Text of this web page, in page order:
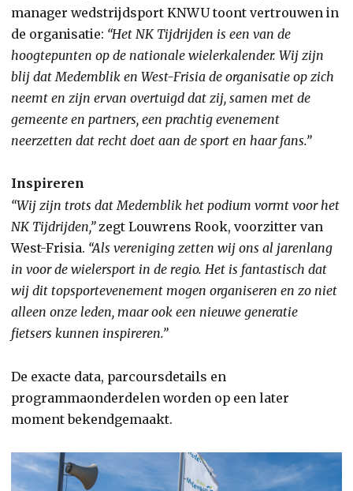
manager wedstrijdsport KNWU toont vertrouwen in
de organisatie: “Het NK Tijdrijden is een van de
hoogtepunten op de nationale wielerkalender. Wij zijn
blij dat Medemblik en West-Frisia de organisatie op zich
neemt en zijn ervan overtuigd dat zij, samen met de
gemeente en partners, een prachtig evenement
neerzetten dat recht doet aan de sport en haar fans.”
Inspireren
“Wij zijn trots dat Medemblik het podium vormt voor het
NK Tijdrijden,”zegt Louwrens Rook, voorzitter van
West-Frisia. “Als vereniging zetten wij ons al jarenlang
in voor de wielersport in de regio. Het is fantastisch dat
wij dit topsportevenement mogen organiseren en zo niet
alleen onze leden, maar ook een nieuwe generatie
fietsers kunnen inspireren.”
De exacte data, parcoursdetails en
programmaonderdelen worden op een later
moment bekendgemaakt.